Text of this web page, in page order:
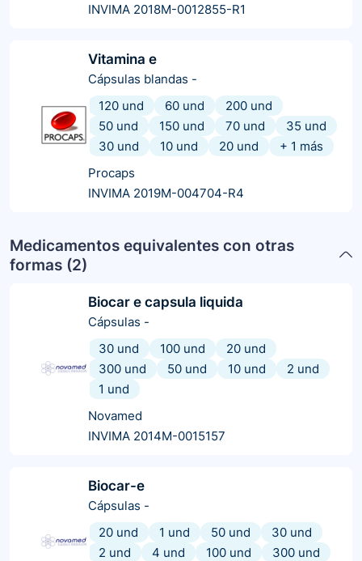
INVIMA 2018M-0012855-R1
Vitamina e
Cápsulas blandas -
120 und
60 und
200 und
50 und
150 und 70 und
35 und
30 und
10 und 20 und + 1 más
Procaps
INVIMA 2019M-004704-R4
Medicamentos equivalentes con otras
formas (2)
Biocar e capsula liquida
Cápsulas -
30 und
100 und
20 und
300 und
50 und 10 und
2 und
1 und
Novamed
INVIMA 2014M-0015157
Biocar-e
Cápsulas -
20 und
1 und 50 und
30 und
2 und
4 und 100 und
300 und